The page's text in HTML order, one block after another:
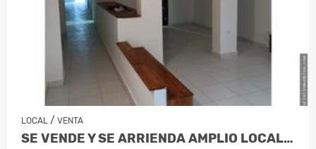
LOCAL / VENTA
SE VENDE Y SE ARRIENDA AMPLIO LOCAL CO…